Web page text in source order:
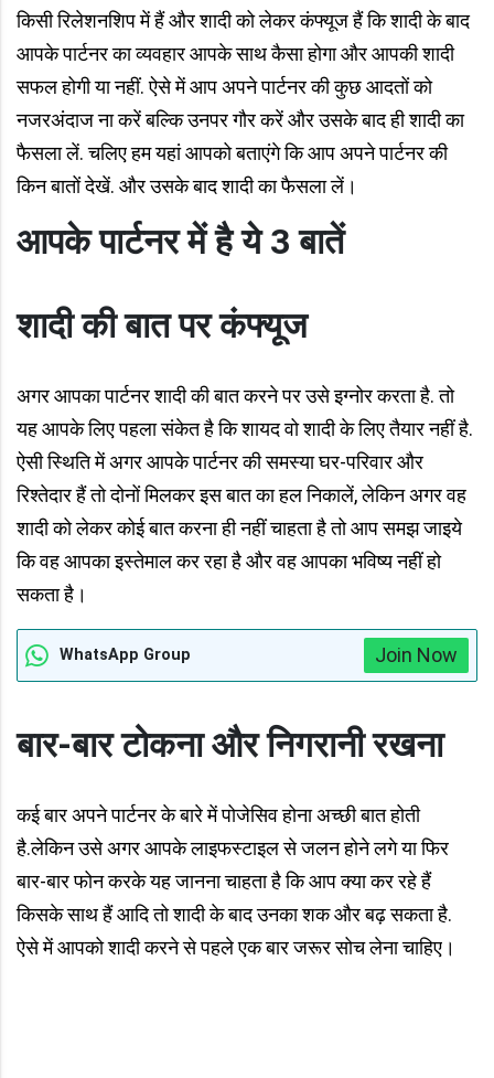
किसी रिलेशनशिप में हैं और शादी को लेकर कंफ्यूज हैं कि शादी के बाद
आपके पार्टनर का व्यवहार आपके साथ कैसा होगा और आपकी शादी
सफल होगी या नहीं. ऐसे में आप अपने पार्टनर की कुछ आदतों को
नजरअंदाज ना करें बल्कि उनपर गौर करें और उसके बाद ही शादी का
फैसला लें. चलिए हम यहां आपको बताएंगे कि आप अपने पार्टनर की
किन बातों देखें. और उसके बाद शादी का फैसला लें।
आपके पार्टनर में है ये 3 बातें
शादी की बात पर कंफ्यूज
अगर आपका पार्टनर शादी की बात करने पर उसे इग्नोर करता है. तो
यह आपके लिए पहला संकेत है कि शायद वो शादी के लिए तैयार नहीं है.
ऐसी स्थिति में अगर आपके पार्टनर की समस्या घर-परिवार और
रिश्तेदार हैं तो दोनों मिलकर इस बात का हल निकालें, लेकिन अगर वह
शादी को लेकर कोई बात करना ही नहीं चाहता है तो आप समझ जाइये
कि वह आपका इस्तेमाल कर रहा है और वह आपका भविष्य नहीं हो
सकता है।
WhatsApp Group Join Now
बार-बार टोकना और निगरानी रखना
कई बार अपने पार्टनर के बारे में पोजेसिव होना अच्छी बात होती
है.लेकिन उसे अगर आपके लाइफस्टाइल से जलन होने लगे या फिर
बार-बार फोन करके यह जानना चाहता है कि आप क्या कर रहे हैं
किसके साथ हैं आदि तो शादी के बाद उनका शक और बढ़ सकता है.
ऐसे में आपको शादी करने से पहले एक बार जरूर सोच लेना चाहिए।